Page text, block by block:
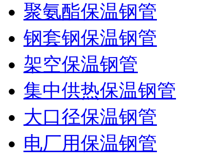
聚氨酯保温钢管
钢套钢保温钢管
架空保温钢管
集中供热保温钢管
大口径保温钢管
电厂用保温钢管